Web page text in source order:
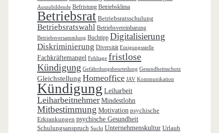
Auszubildende Befristung Betriebsklima
Betriebsrat Betriebsratsschulung
Betriebsratswahl Betriebsvereinbarung
Betriebsversammlung Buchtipp Digitalisierung
Diskriminierung Diversität Einigungsstelle
Fachkräftemangel Fehltage fristlose
Kündigung Gefährdungsbeurteilung Gesundheitsschutz
Gleichstellung Homeoffice JAV Kommunikation
Kündigung Leiharbeit
Leiharbeitnehmer Mindestlohn
Mitbestimmung Motivation psychische
Erkrankungen psychische Gesundheit
Schulungsanspruch Sucht Unternehmenskultur Urlaub